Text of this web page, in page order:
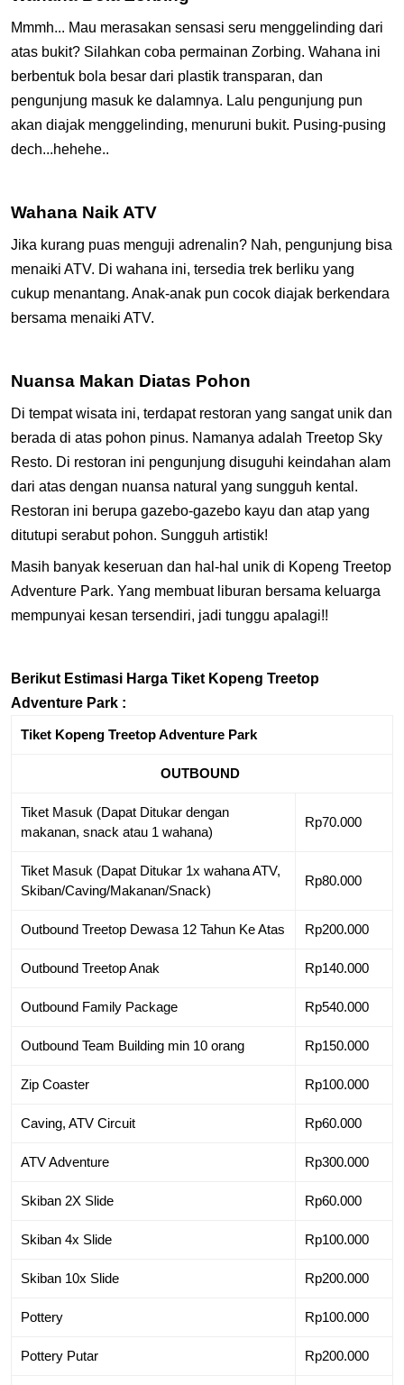
Mmmh... Mau merasakan sensasi seru menggelinding dari
atas bukit? Silahkan coba permainan Zorbing. Wahana ini
berbentuk bola besar dari plastik transparan, dan
pengunjung masuk ke dalamnya. Lalu pengunjung pun
akan diajak menggelinding, menuruni bukit. Pusing-pusing
dech...hehehe..
Wahana Naik ATV
Jika kurang puas menguji adrenalin? Nah, pengunjung bisa
menaiki ATV. Di wahana ini, tersedia trek berliku yang
cukup menantang. Anak-anak pun cocok diajak berkendara
bersama menaiki ATV.
Nuansa Makan Diatas Pohon
Di tempat wisata ini, terdapat restoran yang sangat unik dan
berada di atas pohon pinus. Namanya adalah Treetop Sky
Resto. Di restoran ini pengunjung disuguhi keindahan alam
dari atas dengan nuansa natural yang sungguh kental.
Restoran ini berupa gazebo-gazebo kayu dan atap yang
ditutupi serabut pohon. Sungguh artistik!
Masih banyak keseruan dan hal-hal unik di Kopeng Treetop
Adventure Park. Yang membuat liburan bersama keluarga
mempunyai kesan tersendiri, jadi tunggu apalagi!!
Berikut Estimasi Harga Tiket Kopeng Treetop
Adventure Park :
Tiket Kopeng Treetop Adventure Park
OUTBOUND
Tiket Masuk (Dapat Ditukar dengan
makanan, snack atau 1 wahana)
Rp70.000
Tiket Masuk (Dapat Ditukar 1x wahana ATV,
Skiban/Caving/Makanan/Snack)
Rp80.000
Outbound Treetop Dewasa 12 Tahun Ke Atas Rp200.000
Outbound Treetop Anak Rp140.000
Outbound Family Package Rp540.000
Outbound Team Building min 10 orang Rp150.000
Zip Coaster Rp100.000
Caving, ATV Circuit Rp60.000
ATV Adventure Rp300.000
Skiban 2X Slide Rp60.000
Skiban 4x Slide Rp100.000
Skiban 10x Slide Rp200.000
Pottery Rp100.000
Pottery Putar Rp200.000